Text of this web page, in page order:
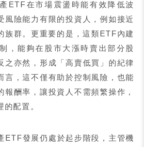
ETF在市場震盪時能有效降低波
風險能力有限的投資人，例如接近
族群。更重要的是，這類 ETF內建
，能夠在股市大漲時賣出部分股
之亦然，形成「高賣低買」的紀律
言，這不僅有助於控制風險，也能
報酬率，讓投資人不需頻繁操作，
的配置。
ETF發展仍處於起步階段，主管機